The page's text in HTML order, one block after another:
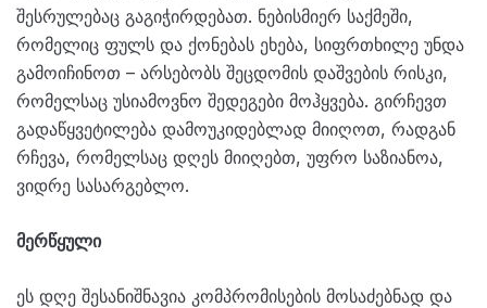
შესრულებაც გაგიჭირდებათ. ნებისმიერ საქმეში,
რომელიც ფულს და ქონებას ეხება, სიფრთხილე უნდა
გამოიჩინოთ – არსებობს შეცდომის დაშვების რისკი,
რომელსაც უსიამოვნო შედეგები მოჰყვება. გირჩევთ
გადაწყვეტილება დამოუკიდებლად მიიღოთ, რადგან
რჩევა, რომელსაც დღეს მიიღებთ, უფრო საზიანოა,
ვიდრე სასარგებლო.
მერწყული
ეს დღე შესანიშნავია კომპრომისების მოსაძებნად და